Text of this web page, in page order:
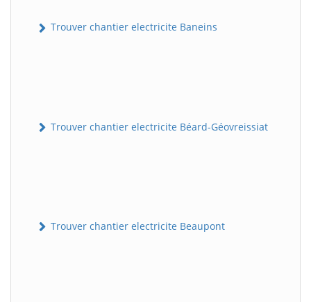
Trouver chantier electricite Baneins
Trouver chantier electricite Béard-Géovreissiat
Trouver chantier electricite Beaupont